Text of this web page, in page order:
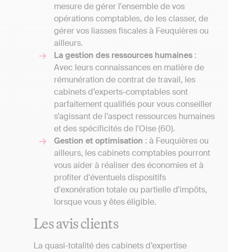
mesure de gérer l'ensemble de vos
opérations comptables, de les classer, de
gérer vos liasses fiscales à Feuquières ou
ailleurs.
La gestion des ressources humaines :
Avec leurs connaissances en matière de
rémunération de contrat de travail, les
cabinets d’experts-comptables sont
parfaitement qualifiés pour vous conseiller
s’agissant de l’aspect ressources humaines
et des spécificités de l'Oise (60).
Gestion et optimisation : à Feuquières ou
ailleurs, les cabinets comptables pourront
vous aider à réaliser des économies et à
profiter d'éventuels dispositifs
d'exonération totale ou partielle d'impôts,
lorsque vous y êtes éligible.
Les avis clients
La quasi-totalité des cabinets d’expertise